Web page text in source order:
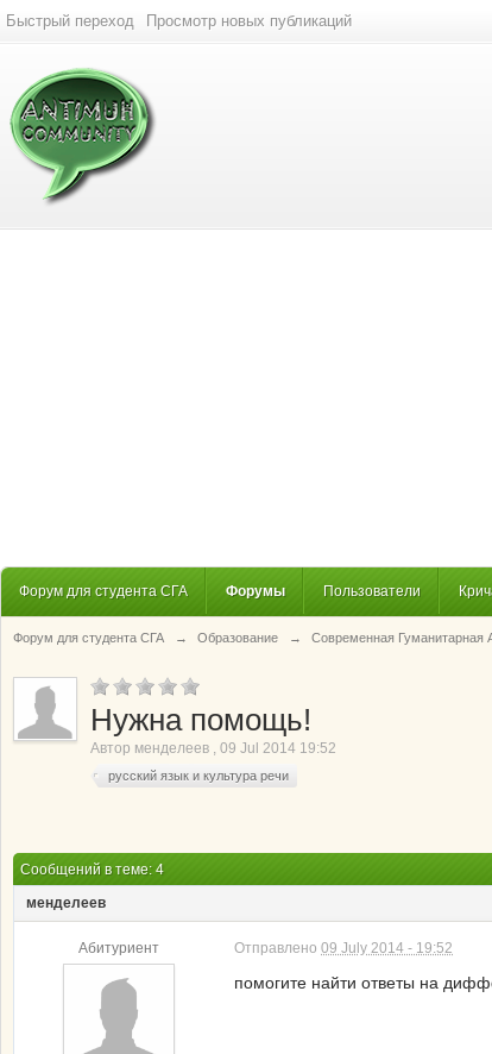
Быстрый переход Просмотр новых публикаций
Форум для студента СГА Форумы Пользователи
Форум для студента СГА → Образование → Современная Гуманитарная
Нужна помощь!
Автор менделеев , 09 Jul 2014 19:52
русский язык и культура речи
Сообщений в теме: 4
менделеев
Абитуриент Отправлено 09 July 2014 - 19:52
помогите найти ответы на